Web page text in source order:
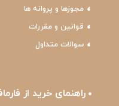
مجوزها و پروانه ها
قوانین و مقررات
سوالات متداول
راهنمای خرید از